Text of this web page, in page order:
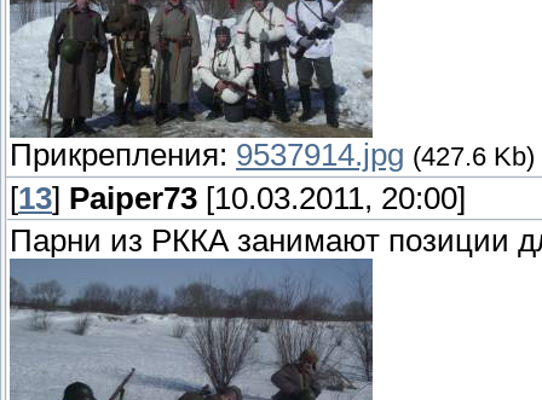
Прикрепления: 9537914.jpg (427.6 Kb)
[13] Paiper73 [10.03.2011, 20:00]
Парни из РККА занимают позиции